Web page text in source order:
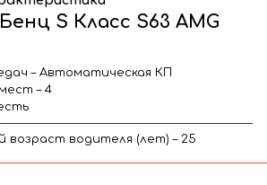
S Класс S63 AMG
– Автоматическая КП
– 4
возраст водителя (лет) – 25